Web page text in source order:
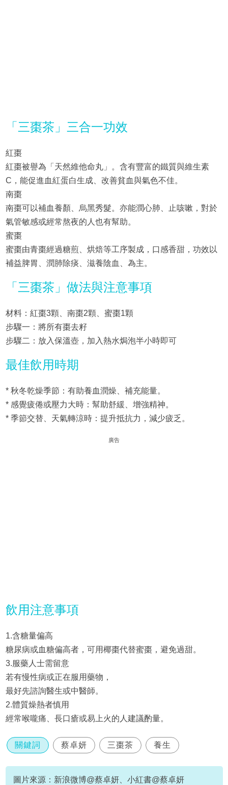
「三棗茶」三合一功效
紅棗
紅棗被譽為「天然維他命丸」。含有豐富的鐵質與維生素
C，能促進血紅蛋白生成、改善貧血與氣色不佳。
南棗
南棗可以補血養顏、烏黑秀髮。亦能潤心肺、止咳嗽，對於
氣管敏感或經常熬夜的人也有幫助。
蜜棗
蜜棗由青棗經過糖煎、烘焙等工序製成，口感香甜，功效以
補益脾胃、潤肺除痰、滋養陰血、為主。
「三棗茶」做法與注意事項
材料：紅棗3顆、南棗2顆、蜜棗1顆
步驟一：將所有棗去籽
步驟二：放入保溫壺，加入熱水焗泡半小時即可
最佳飲用時期
* 秋冬乾燥季節：有助養血潤燥、補充能量。
* 感覺疲倦或壓力大時：幫助舒緩、增強精神。
* 季節交替、天氣轉涼時：提升抵抗力，減少疲乏。
廣告
飲用注意事項
1.含糖量偏高
糖尿病或血糖偏高者，可用椰棗代替蜜棗，避免過甜。
3.服藥人士需留意
若有慢性病或正在服用藥物，
最好先諮詢醫生或中醫師。
2.體質燥熱者慎用
經常喉嚨痛、長口瘡或易上火的人建議酌量。
關鍵詞 蔡卓妍 三棗茶 養生
圖片來源：新浪微博@蔡卓妍、小紅書@蔡卓妍